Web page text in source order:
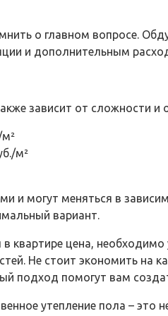
о главном вопросе.
и дополнительным
зависит от сложности
м²
м²
и могут меняться в
вариант.
в квартире цена,
Не стоит экономить на
подход помогут вам
утепление пола –